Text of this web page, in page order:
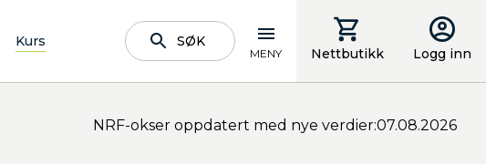
Kurs SØK
MENY Nettbutikk Logg inn
NRF-okser oppdatert med nye verdier:07.08.2026